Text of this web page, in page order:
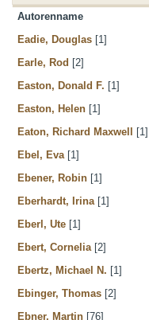
Autorenname
Eadie, Douglas [1]
Earle, Rod [2]
Easton, Donald F. [1]
Easton, Helen [1]
Eaton, Richard Maxwell [1]
Ebel, Eva [1]
Ebener, Robin [1]
Eberhardt, Irina [1]
Eberl, Ute [1]
Ebert, Cornelia [2]
Ebertz, Michael N. [1]
Ebinger, Thomas [2]
Ebner, Martin [76]